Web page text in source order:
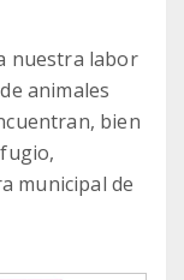
nuestra labor
animales
bien
municipal de